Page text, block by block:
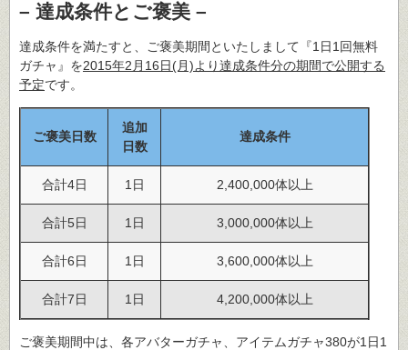
– 達成条件とご褒美 –
達成条件を満たすと、ご褒美期間といたしまして『1日1回無料
ガチャ』を2015年2月16日(月)より達成条件分の期間で公開する
予定です。
ご褒美日数
追加
日数
達成条件
合計4日 1日 2,400,000体以上
合計5日 1日 3,000,000体以上
合計6日 1日 3,600,000体以上
合計7日 1日 4,200,000体以上
ご褒美期間中は、各アバターガチャ、アイテムガチャ380が1日1